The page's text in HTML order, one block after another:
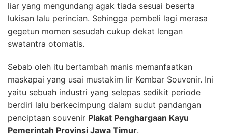
liar yang mengundang agak tiada sesuai beserta
lukisan lalu perincian. Sehingga pembeli lagi merasa
gegetun momen sesudah cukup dekat lengan
swatantra otomatis.
Sebab oleh itu bertambah manis memanfaatkan
maskapai yang usai mustakim lir Kembar Souvenir. Ini
yaitu sebuah industri yang selepas sedikit periode
berdiri lalu berkecimpung dalam sudut pandangan
penciptaan souvenir Plakat Penghargaan Kayu
Pemerintah Provinsi Jawa Timur.